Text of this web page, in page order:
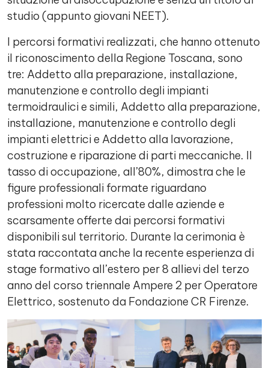
studio (appunto giovani NEET).
I percorsi formativi realizzati, che hanno ottenuto
il riconoscimento della Regione Toscana, sono
tre: Addetto alla preparazione, installazione,
manutenzione e controllo degli impianti
termoidraulici e simili, Addetto alla preparazione,
installazione, manutenzione e controllo degli
impianti elettrici e Addetto alla lavorazione,
costruzione e riparazione di parti meccaniche. Il
tasso di occupazione, all’80%, dimostra che le
figure professionali formate riguardano
professioni molto ricercate dalle aziende e
scarsamente offerte dai percorsi formativi
disponibili sul territorio. Durante la cerimonia è
stata raccontata anche la recente esperienza di
stage formativo all’estero per 8 allievi del terzo
anno del corso triennale Ampere 2 per Operatore
Elettrico, sostenuto da Fondazione CR Firenze.